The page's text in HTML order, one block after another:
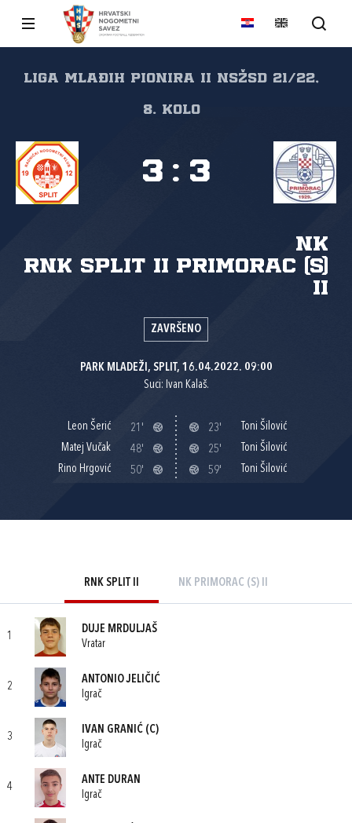
Liga mlađih pionira II NSŽSD 21/22,
8. kolo
RNK Split II
NK
Primorac (S)
II
3 : 3
ZAVRŠENO
PARK MLADEŽI, SPLIT, 16.04.2022. 09:00
Suci: Ivan Kalaš.
Leon Šerić
21'
Matej Vučak
48'
Rino Hrgović
50'
23'
Toni Šilović
25'
Toni Šilović
59'
Toni Šilović
RNK SPLIT II NK PRIMORAC (S) II
1
DUJE MRDULJAŠ
Vratar
2
ANTONIO JELIČIĆ
Igrač
3
IVAN GRANIĆ (C)
Igrač
4
ANTE DURAN
Igrač